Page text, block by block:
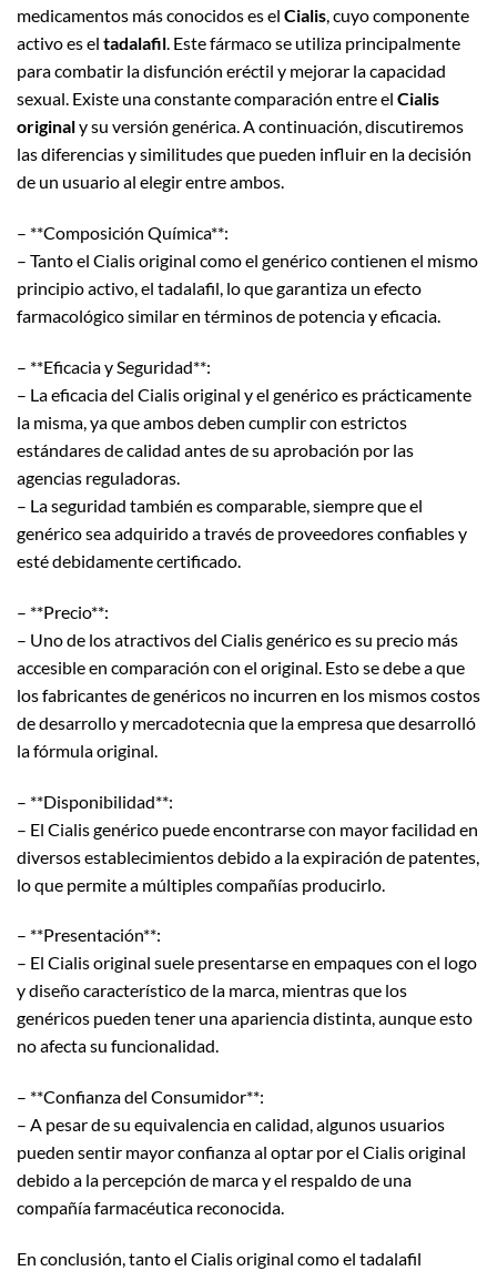
medicamentos más conocidos es el Cialis, cuyo componente
activo es el tadalafil. Este fármaco se utiliza principalmente
para combatir la disfunción eréctil y mejorar la capacidad
sexual. Existe una constante comparación entre el Cialis
originaly su versión genérica. A continuación, discutiremos
las diferencias y similitudes que pueden influir en la decisión
de un usuario al elegir entre ambos.
– **Composición Química**:
– Tanto el Cialis original como el genérico contienen el mismo
principio activo, el tadalafil, lo que garantiza un efecto
farmacológico similar en términos de potencia y eficacia.
– **Eficacia y Seguridad**:
– La eficacia del Cialis original y el genérico es prácticamente
la misma, ya que ambos deben cumplir con estrictos
estándares de calidad antes de su aprobación por las
agencias reguladoras.
– La seguridad también es comparable, siempre que el
genérico sea adquirido a través de proveedores confiables y
esté debidamente certificado.
– **Precio**:
– Uno de los atractivos del Cialis genérico es su precio más
accesible en comparación con el original. Esto se debe a que
los fabricantes de genéricos no incurren en los mismos costos
de desarrollo y mercadotecnia que la empresa que desarrolló
la fórmula original.
– **Disponibilidad**:
– El Cialis genérico puede encontrarse con mayor facilidad en
diversos establecimientos debido a la expiración de patentes,
lo que permite a múltiples compañías producirlo.
– **Presentación**:
– El Cialis original suele presentarse en empaques con el logo
y diseño característico de la marca, mientras que los
genéricos pueden tener una apariencia distinta, aunque esto
no afecta su funcionalidad.
– **Confianza del Consumidor**:
– A pesar de su equivalencia en calidad, algunos usuarios
pueden sentir mayor confianza al optar por el Cialis original
debido a la percepción de marca y el respaldo de una
compañía farmacéutica reconocida.
En conclusión, tanto el Cialis original como el tadalafil